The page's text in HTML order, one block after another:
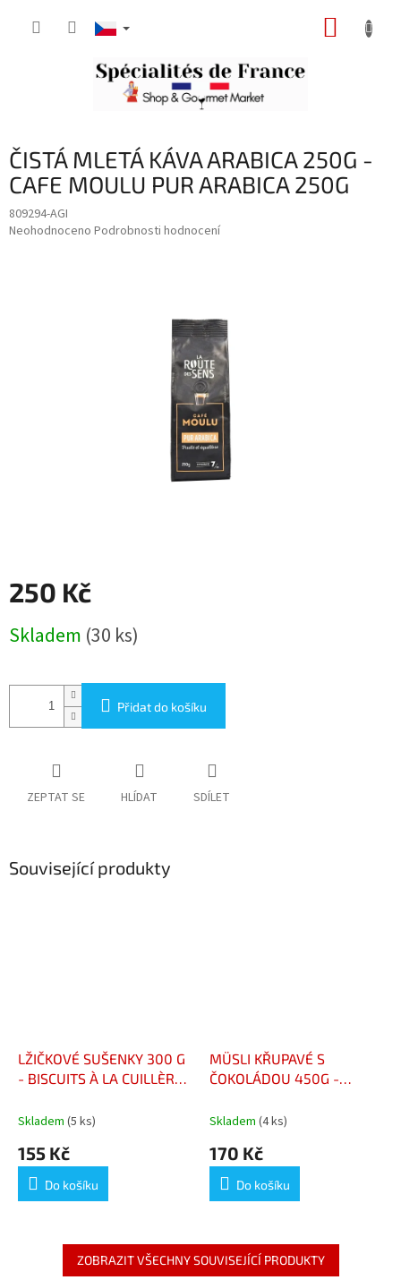
ČISTÁ MLETÁ KÁVA ARABICA 250G -
CAFE MOULU PUR ARABICA 250G
809294-AGI
Průměrné
Neohodnoceno Podrobnosti hodnocení
250 Kč
cena:
Skladem (30 ks)
Přidat do košíku
ZEPTAT SE HLÍDAT SDÍLET
Související produkty
LŽIČKOVÉ SUŠENKY 300 G
- BISCUITS À LA CUILLÈRE
Skladem (5 ks)
155 Kč
Do košíku
MÜSLI KŘUPAVÉ S
ČOKOLÁDOU 450G -
AUX 2 CHOCOLATS 450G
Skladem (4 ks)
170 Kč
Do košíku
ZOBRAZIT VŠECHNY SOUVISEJÍCÍ PRODUKTY